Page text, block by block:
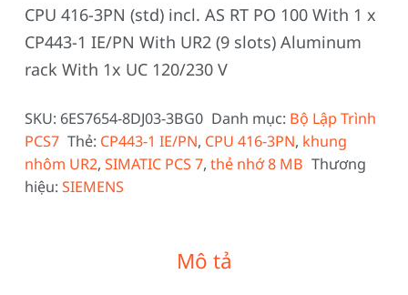
CPU 416-3PN (std) incl. AS RT PO 100 With 1 x
CP443-1 IE/PN With UR2 (9 slots) Aluminum
rack With 1x UC 120/230 V
SKU: 6ES7654-8DJ03-3BG0 Danh mục: Bộ Lập Trình
PCS7 Thẻ: CP443-1 IE/PN, CPU 416-3PN, khung
nhôm UR2, SIMATIC PCS 7, thẻ nhớ 8 MB Thương
hiệu: SIEMENS
Mô tả